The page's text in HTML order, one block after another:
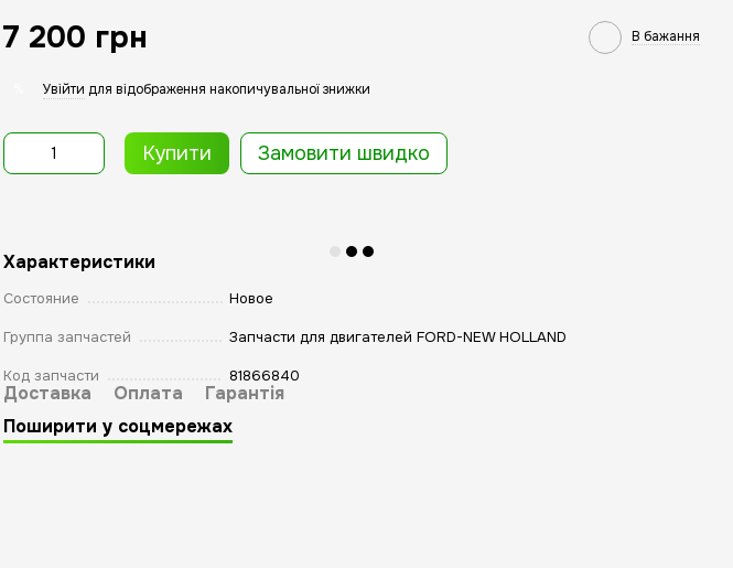
7 200 грн В бажання
Увійти для відображення накопичувальної знижки
Купити Замовити швидко
Характеристики
Состояние Новое
Группа запчастей Запчасти для двигателей FORD-NEW HOLLAND
Код запчасти 81866840
Доставка Оплата
Гарантія
Поширити у соцмережах